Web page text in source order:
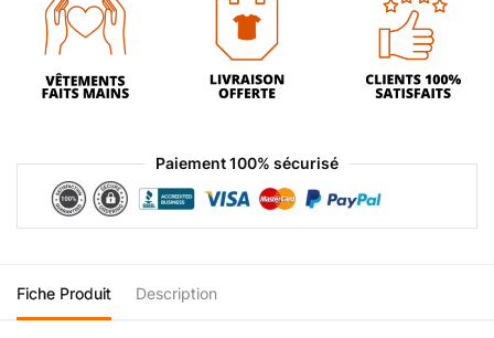
Paiement 100% sécurisé
Fiche Produit Description